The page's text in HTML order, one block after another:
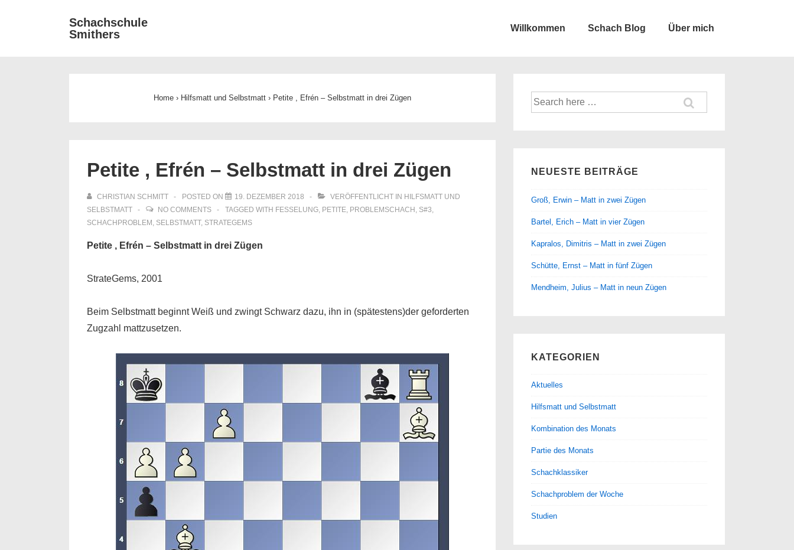
Schachschule
Smithers
Willkommen Schach Blog Über mich
Home › Hilfsmatt und Selbstmatt › Petite , Efrén – Selbstmatt in drei Zügen
Petite , Efrén – Selbstmatt in drei Zügen
CHRISTIAN SCHMITT POSTED ON 19. DEZEMBER 2018 VERÖFFENTLICHT IN HILFSMATT UND
SELBSTMATT
NO COMMENTS TAGGED WITH FESSELUNG, PETITE, PROBLEMSCHACH , S#3,
SCHACHPROBLEM , SELBSTMATT, STRATEGEMS
Petite , Efrén – Selbstmatt in drei Zügen
StrateGems, 2001
Beim Selbstmatt beginnt Weiß und zwingt Schwarz dazu, ihn in (spätestens)der geforderten
Zugzahl mattzusetzen.
Suche
nach:
NEUESTE BEITRÄGE
Groß, Erwin – Matt in zwei Zügen
Bartel, Erich – Matt in vier Zügen
Kapralos, Dimitris – Matt in zwei Zügen
Schütte, Ernst – Matt in fünf Zügen
Mendheim, Julius – Matt in neun Zügen
KATEGORIEN
Aktuelles
Hilfsmatt und Selbstmatt
Kombination des Monats
Partie des Monats
Schachklassiker
Schachproblem der Woche
Studien